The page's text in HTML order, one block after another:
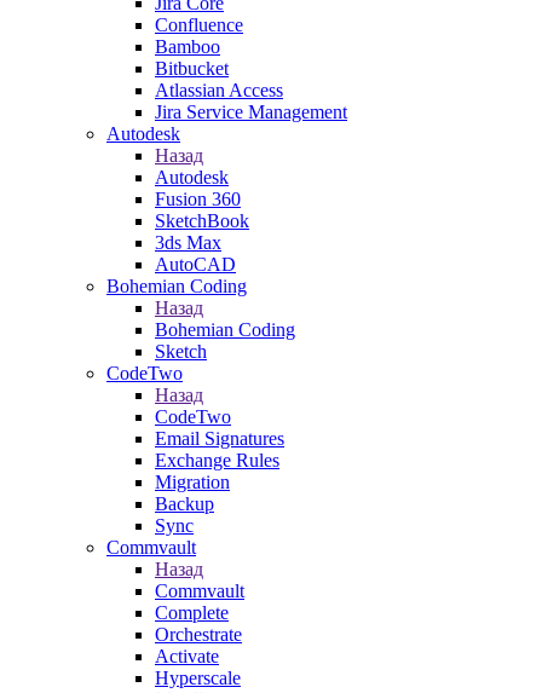
Confluence
Bamboo
Bitbucket
Atlassian Access
Jira Service Management
Autodesk
Назад
Autodesk
Fusion 360
SketchBook
3ds Max
AutoCAD
Bohemian Coding
Назад
Bohemian Coding
Sketch
CodeTwo
Назад
CodeTwo
Email Signatures
Exchange Rules
Migration
Backup
Sync
Commvault
Назад
Commvault
Complete
Orchestrate
Activate
Hyperscale